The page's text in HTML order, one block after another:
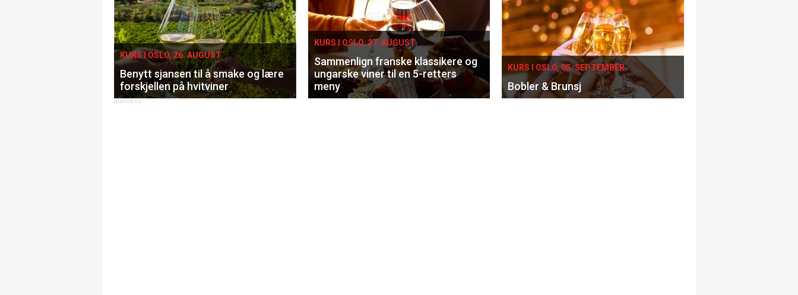
KURS I OSLO, 26. AUGUST
Benytt sjansen til å smake og lære
forskjellen på hvitviner
KURS I OSLO, 27. AUGUST
Sammenlign franske klassikere og
ungarske viner til en 5-retters
meny
KURS I OSLO, 05. SEPTEMBER
Bobler & Brunsj